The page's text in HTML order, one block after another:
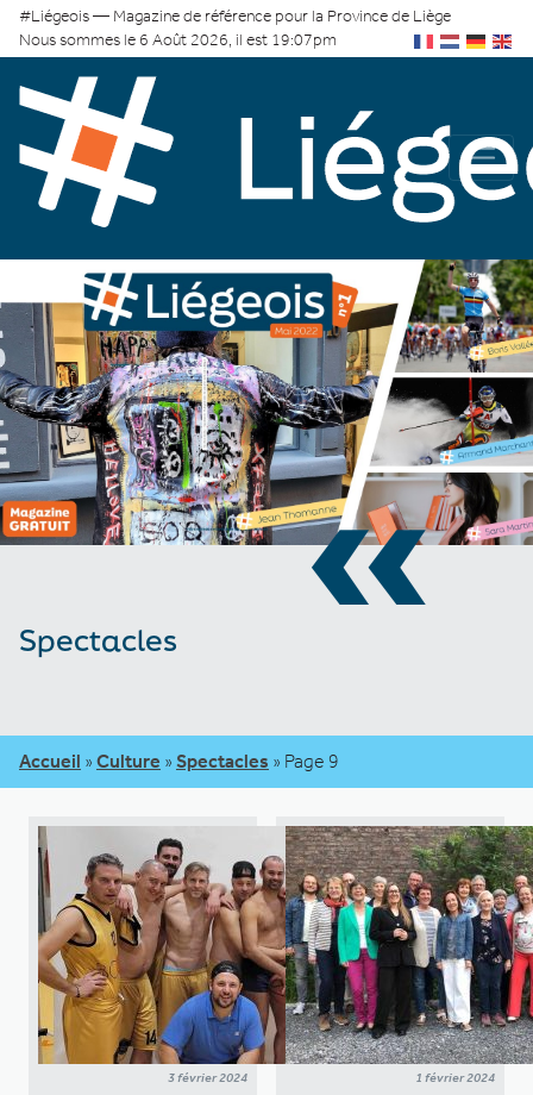
#Liégeois — Magazine de référence pour la Province de Liège
Nous sommes le 6 Août 2026, il est 19:07pm
«
Spectacles
Accueil » Culture » Spectacles » Page 9
3 février 2024 1 février 2024